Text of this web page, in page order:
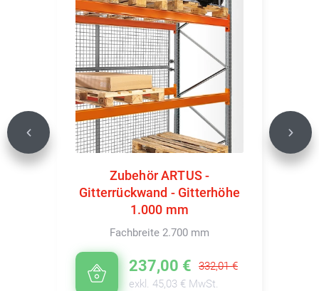
Zubehör ARTUS -
Gitterrückwand - Gitterhöhe
1.000 mm
Fachbreite 2.700 mm
237,00 €
332,01 €
exkl. 45,03 € MwSt.
Previous Next